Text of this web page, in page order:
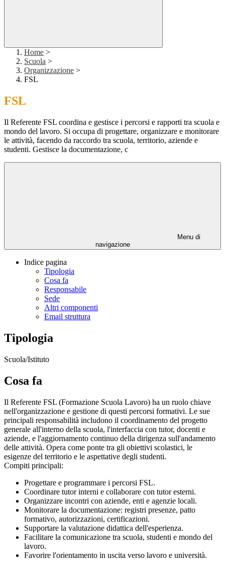
Home >
Scuola >
Organizzazione >
FSL
FSL
Il Referente FSL coordina e gestisce i percorsi e rapporti tra scuola e
mondo del lavoro. Si occupa di progettare, organizzare e monitorare
le attività, facendo da raccordo tra scuola, territorio, aziende e
studenti. Gestisce la documentazione, c
Menu di
navigazione
Indice pagina
Tipologia
Cosa fa
Responsabile
Sede
Altri componenti
Email struttura
Tipologia
Scuola/Istituto
Cosa fa
Il Referente FSL (Formazione Scuola Lavoro) ha un ruolo chiave
nell'organizzazione e gestione di questi percorsi formativi. Le sue
principali responsabilità includono il coordinamento del progetto
generale all'interno della scuola, l'interfaccia con tutor, docenti e
aziende, e l'aggiornamento continuo della dirigenza sull'andamento
delle attività. Opera come ponte tra gli obiettivi scolastici, le
esigenze del territorio e le aspettative degli studenti.
Compiti principali:
Progettare e programmare i percorsi FSL.
Coordinare tutor interni e collaborare con tutor esterni.
Organizzare incontri con aziende, enti e agenzie locali.
Monitorare la documentazione: registri presenze, patto
formativo, autorizzazioni, certificazioni.
Supportare la valutazione didattica dell'esperienza.
Facilitare la comunicazione tra scuola, studenti e mondo del
lavoro.
Favorire l'orientamento in uscita verso lavoro e università.